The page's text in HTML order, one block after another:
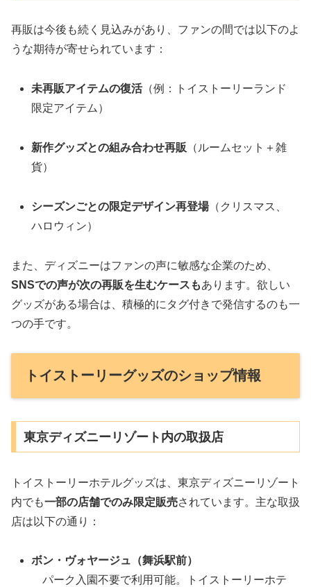
再販は今後も続く見込みがあり、ファンの間では以下のよ
うな期待が寄せられています：
未再販アイテムの復活（例：トイストーリーランド
限定アイテム）
新作グッズとの組み合わせ再販 （ルームセット＋雑
貨）
シーズンごとの限定デザイン再登場（クリスマス、
ハロウィン）
また、ディズニーはファンの声に敏感な企業のため、
SNSでの声が次の再販を生むケースもあります。欲しい
グッズがある場合は、積極的にタグ付きで発信するのも一
つの手です。
トイストーリーグッズのショップ情報
東京ディズニーリゾート内の取扱店
トイストーリーホテルグッズは、東京ディズニーリゾート
内でも一部の店舗でのみ限定販売されています。主な取扱
店は以下の通り：
ボン・ヴォヤージュ（舞浜駅前）
パーク入園不要で利用可能。トイストーリーホテ